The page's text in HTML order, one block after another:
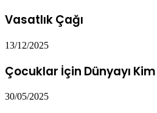
Vasatlık Çağı
13/12/2025
Çocuklar İçin Dünyayı
30/05/2025